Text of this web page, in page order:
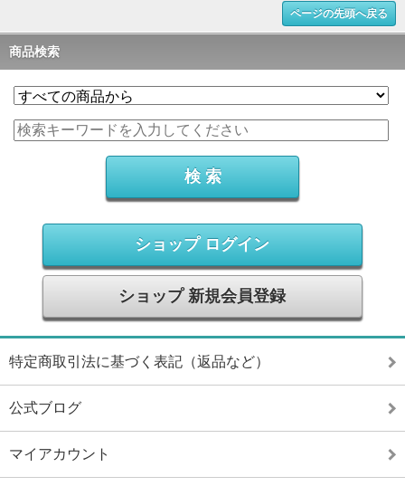
ページの先頭へ戻る
商品検索
ショップ ログイン
ショップ 新規会員登録
特定商取引法に基づく表記（返品など）
公式ブログ
マイアカウント